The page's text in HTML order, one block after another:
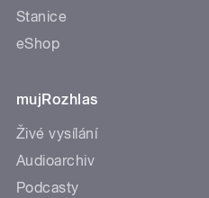
Stanice
eShop
mujRozhlas
Živé vysílání
Audioarchiv
Podcasty